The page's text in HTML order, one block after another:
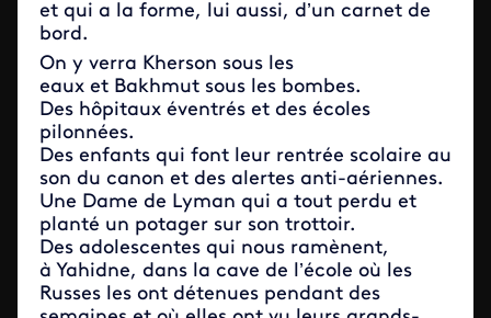
et qui a la forme, lui aussi, d’un carnet de
bord.
On y verra Kherson sous les
eaux et Bakhmut sous les bombes.
Des hôpitaux éventrés et des écoles
pilonnées.
Des enfants qui font leur rentrée scolaire au
son du canon et des alertes anti-aériennes.
Une Dame de Lyman qui a tout perdu et
planté un potager sur son trottoir.
Des adolescentes qui nous ramènent,
à Yahidne, dans la cave de l’école où les
Russes les ont détenues pendant des